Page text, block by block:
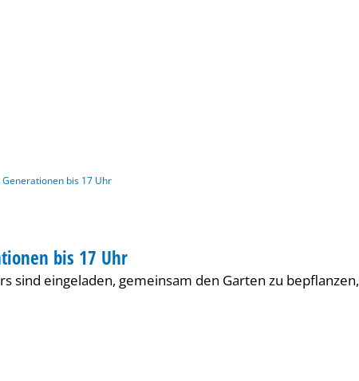
bis 17 Uhr
bis 17 Uhr
sind eingeladen, gemeinsam den Garten zu bepflanzen,